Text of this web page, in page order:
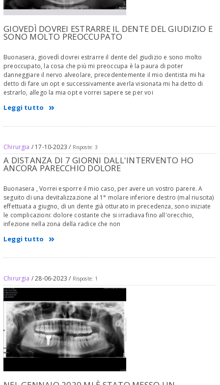
GIOVEDÌ DOVREI ESTRARRE IL DENTE DEL GIUDIZIO E
SONO MOLTO PREOCCUPATO
Buonasera, giovedì dovrei estrarre il dente del giudizio e sono molto
preoccupato, la cosa che più mi preoccupa è la paura di poter
danneggiare il nervo alveolare, precedentemente il mio dentista mi ha
detto di fare un opt e successivamente averla visionata mi ha detto di
estrarlo, allego la mia opt e vorrei sapere se per voi
Leggi tutto
Chirurgia / 17-10-2023 / Risposte: 3
A DISTANZA DI 7 GIORNI DALL'INTERVENTO HO
ANCORA PARECCHIO DOLORE
Buonasera , Vorrei esporre il mio caso, per avere un vostro parere. A
seguito di una devitalizzazione al 1° molare inferiore destro (mal riuscita)
effettuata a giugno, di un dente già otturato in precedenza, sono iniziate
le complicazioni: dolore costante che si irradiava fino all'orecchio,
infezione nella zona della radice che non
Leggi tutto
Chirurgia / 28-06-2023 / Risposte: 1